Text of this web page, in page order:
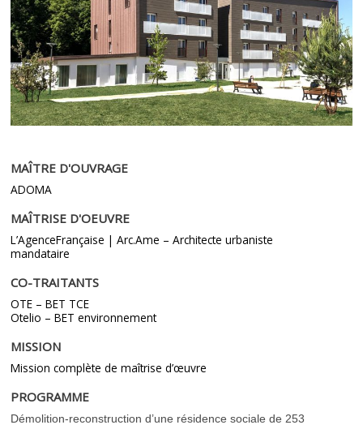
MAÎTRE D'OUVRAGE
ADOMA
MAÎTRISE D'OEUVRE
L’AgenceFrançaise | Arc.Ame – Architecte urbaniste
mandataire
CO-TRAITANTS
OTE – BET TCE
Otelio – BET environnement
MISSION
Mission complète de maîtrise d’œuvre
PROGRAMME
Démolition-reconstruction d’une résidence sociale de 253